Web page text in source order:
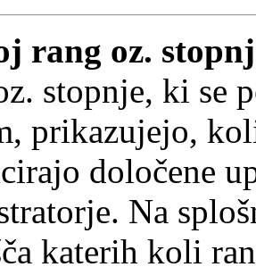
rang oz.
stopnje, ki se
prikazujejo,
določene
Na
katerih koli